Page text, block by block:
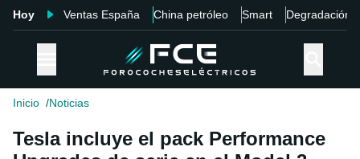
Hoy Ventas España China petróleo Smart Degradación
Inicio Noticias
Tesla incluye el pack Performance